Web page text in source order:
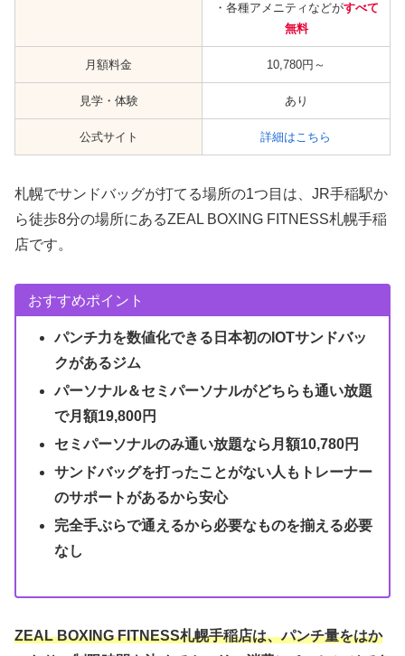
・各種アメニティなどがすべて
無料
月額料金 10,780円～
見学・体験 あり
公式サイト 詳細はこちら
札幌でサンドバッグが打てる場所の1つ目は、JR手稲駅か
ら徒歩8分の場所にあるZEAL BOXING FITNESS札幌手稲
店です。
おすすめポイント
パンチ力を数値化できる日本初のIOTサンドバッ
クがあるジム
パーソナル＆セミパーソナルがどちらも通い放題
で月額19,800円
セミパーソナルのみ通い放題なら月額10,780円
サンドバッグを打ったことがない人もトレーナー
のサポートがあるから安心
完全手ぶらで通えるから必要なものを揃える必要
なし
ZEAL BOXING FITNESS札幌手稲店は、パンチ量をはか